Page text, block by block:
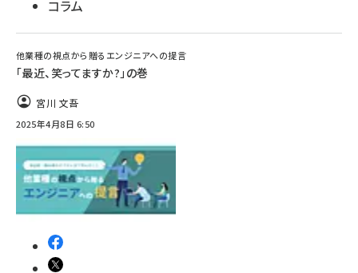
コラム
他業種の視点から贈るエンジニアへの提言
「最近、笑ってますか?」の巻
宮川 文吾
2025年4月8日 6:50